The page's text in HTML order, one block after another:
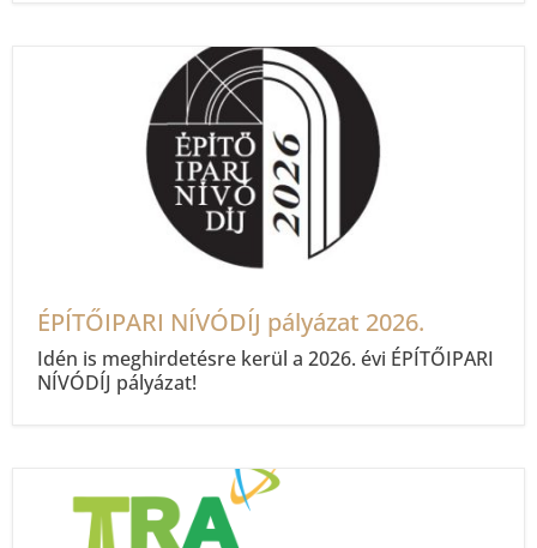
ÉPÍTŐIPARI NÍVÓDÍJ pályázat 2026.
Idén is meghirdetésre kerül a 2026. évi ÉPÍTŐIPARI
NÍVÓDÍJ pályázat!